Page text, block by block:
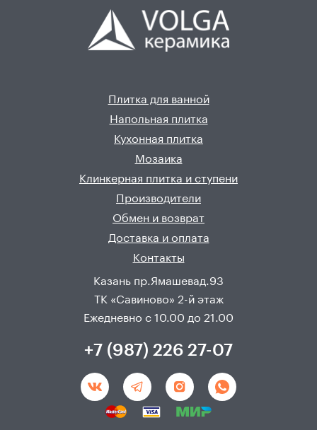
Плитка для ванной
Напольная плитка
Кухонная плитка
Мозаика
Клинкерная плитка и ступени
Производители
Обмен и возврат
Доставка и оплата
Контакты
Казань пр.Ямашевад.93
ТК «Савиново» 2-й этаж
Ежедневно с 10.00 до 21.00
+7 (987) 226 27-07